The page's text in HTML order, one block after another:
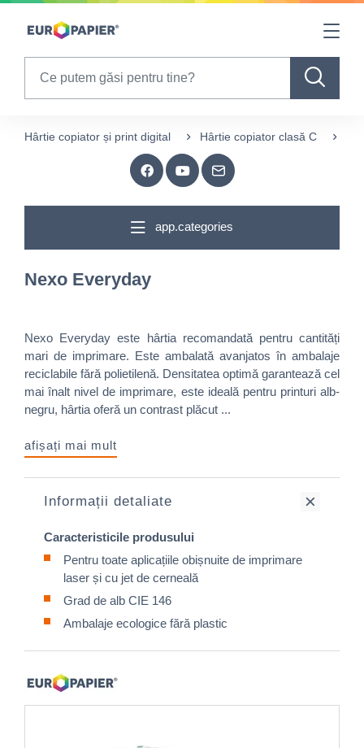
Table Of Content
Hârtie copiator și print digital Hârtie copiator clasă C
app.categories
Nexo Everyday
Nexo Everyday este hârtia recomandată pentru cantități
mari de imprimare. Este ambalată avanjatos în ambalaje
reciclabile fără polietilenă. Densitatea optimă garantează cel
mai înalt nivel de imprimare, este ideală pentru printuri alb-
negru, hârtia oferă un contrast plăcut ...
afișați mai mult
Informații detaliate
Caracteristicile produsului
Pentru toate aplicațiile obișnuite de imprimare
laser și cu jet de cerneală
Grad de alb CIE 146
Ambalaje ecologice fără plastic